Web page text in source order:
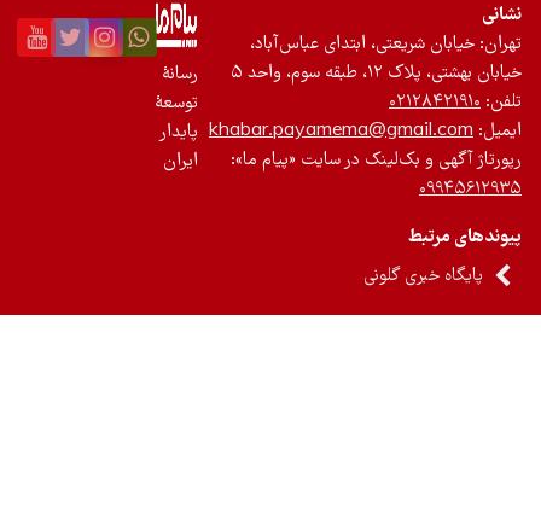
خیابان شریعتی، ابتدای عباس‌آباد،
بهشتی، پلاک ۱۲، طبقه سوم، واحد ۵
۰۲۱۲۸۴۲۱۹۱۰
khabar.payamema@gmail.com
آگهی و بک‌لینک در سایت «پیام ما»:
مرتبط
پایگاه خبری گلونی
رسانۀ
توسعۀ
پایدار
ایران